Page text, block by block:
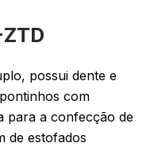
possui dente e
com
para a confecção de
de estofados